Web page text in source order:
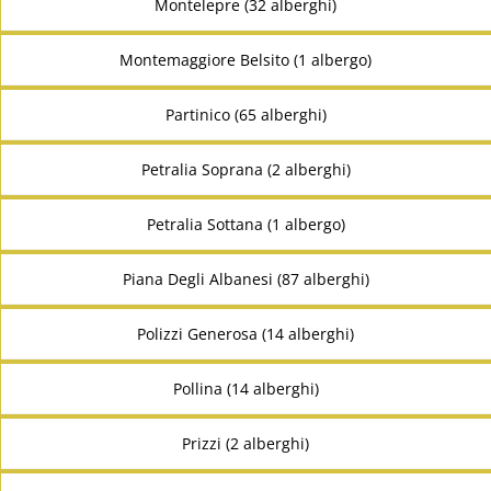
Montelepre (32 alberghi)
Montemaggiore Belsito (1 albergo)
Partinico (65 alberghi)
Petralia Soprana (2 alberghi)
Petralia Sottana (1 albergo)
Piana Degli Albanesi (87 alberghi)
Polizzi Generosa (14 alberghi)
Pollina (14 alberghi)
Prizzi (2 alberghi)